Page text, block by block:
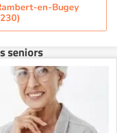
Nîmes
Orléans
Rennes
Strasbourg
Toulouse
en-Bugey
seniors